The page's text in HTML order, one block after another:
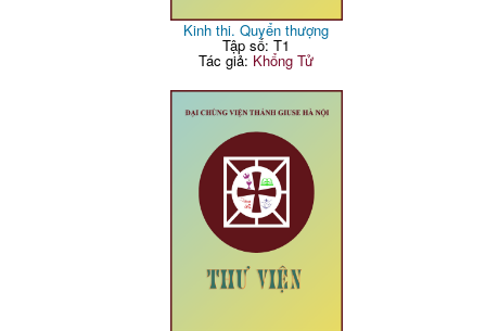
Kinh thi. Quyển thượng
Tập số: T1
Tác giả: Khổng Tử